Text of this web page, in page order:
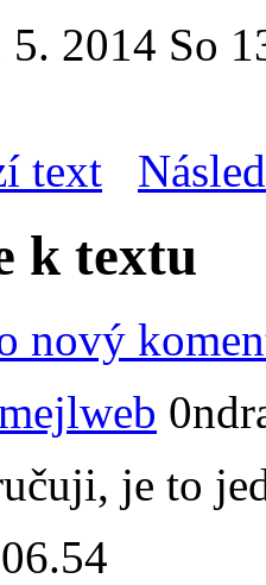
5. 2014 So
text
k textu
nový
web
je to